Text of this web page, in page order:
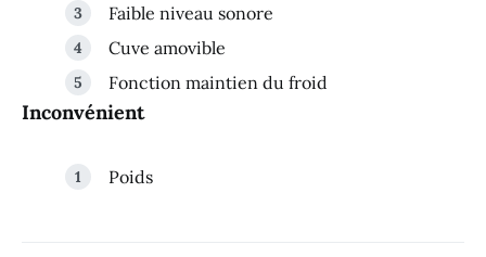
Faible niveau sonore
Cuve amovible
Fonction maintien du froid
Inconvénient
Poids